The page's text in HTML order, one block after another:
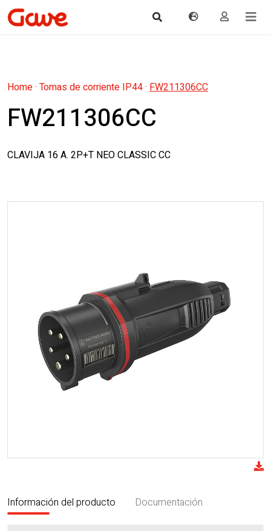
Home· Tomas de corriente IP44· FW211306CC
FW211306CC
CLAVIJA 16 A. 2P+T NEO CLASSIC CC
Información del producto Documentación